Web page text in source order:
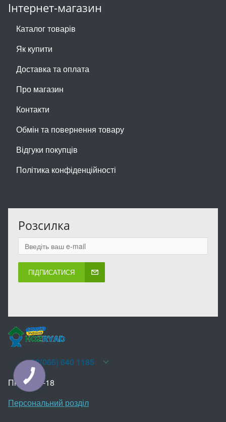
Інтернет-магазин
Каталог товарів
Як купити
Доставка та оплата
Про магазин
Контакти
Обмін та повернення товару
Відгуки покупців
Політика конфіденційності
Розсилка
ПІДПИСАТИСЯ
+38(066) 640 1185
Пн-Нд 10-18
Персональний розділ
КНОПКА
ЗВ'ЯЗКУ